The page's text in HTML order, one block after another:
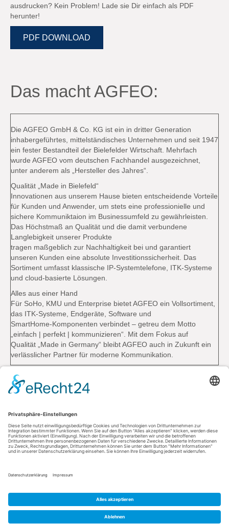
ausdrucken? Kein Problem! Lade sie Dir einfach als PDF
herunter!
PDF DOWNLOAD
Das macht AGFEO:
Die AGFEO GmbH & Co. KG ist ein in dritter Generation
inhabergeführtes, mittelständisches Unternehmen und seit 1947
ein fester Bestandteil der Bielefelder Wirtschaft. Mehrfach
wurde AGFEO vom deutschen Fachhandel ausgezeichnet,
unter anderem als „Hersteller des Jahres“.
Qualität „Made in Bielefeld“
Innovationen aus unserem Hause bieten entscheidende Vorteile
für Kunden und Anwender, um stets eine professionielle und
sichere Kommuniktaion im Businessumfeld zu gewährleisten.
Das Höchstmaß an Qualität und die damit verbundene
Langlebigkeit unserer Produkte
tragen maßgeblich zur Nachhaltigkeit bei und garantiert
unseren Kunden eine absolute Investitionssicherheit. Das
Sortiment umfasst klassische IP-Systemtelefone, ITK-Systeme
und cloud-basierte Lösungen.
Alles aus einer Hand
Für SoHo, KMU und Enterprise bietet AGFEO ein Vollsortiment,
das ITK-Systeme, Endgeräte, Software und
SmartHome-Komponenten verbindet – getreu dem Motto
„einfach | perfekt | kommunizieren“. Mit dem Fokus auf
Qualität „Made in Germany“ bleibt AGFEO auch in Zukunft ein
verlässlicher Partner für moderne Kommunikation.
Kontakt
AGFEO GmbH & Co. KG
33647 Bielefeld
Fax: +49 521 44709-98555
AGB
Datenschutz
Impressum